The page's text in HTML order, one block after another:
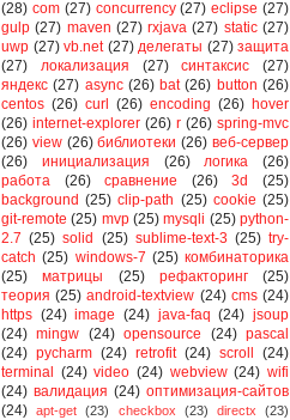
(28) com (27) concurrency (27) eclipse (27)
gulp (27) maven (27) rxjava (27) static (27)
uwp (27) vb.net (27) делегаты (27) защита
(27)
локализация (27) синтаксис
(27)
яндекс (27) async (26) bat (26) button (26)
centos (26) curl (26) encoding (26) hover
(26) internet-explorer (26) r (26) spring-mvc
(26) view (26) библиотеки (26) веб-сервер
(26)
инициализация (26) логика
(26)
работа
(26) сравнение (26) 3d
(25)
background (25) clip-path (25) cookie (25)
git-remote (25) mvp (25) mysqli (25) python-
2.7 (25) solid (25) sublime-text-3 (25) try-
catch (25) windows-7 (25) комбинаторика
(25)
матрицы (25) рефакторинг
(25)
теория (25) android-textview (24) cms (24)
https (24) image (24) java-faq (24) jsoup
(24) mingw (24) opensource (24) pascal
(24) pycharm (24) retrofit (24) scroll (24)
terminal (24) video (24) webview (24) wifi
(24) валидация (24) оптимизация-сайтов
(24) apt-get (23) checkbox (23) directx
(23)